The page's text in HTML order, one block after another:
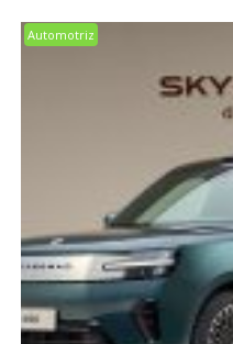
Automotriz